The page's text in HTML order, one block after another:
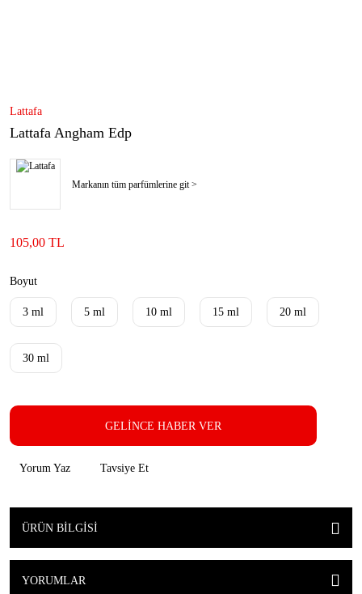
Lattafa
Lattafa Angham Edp
Markanın tüm parfümlerine git >
105,00 TL
Boyut
3 ml 5 ml 10 ml 15 ml 20 ml
30 ml
GELİNCE HABER VER
Yorum Yaz Tavsiye Et
ÜRÜN BILGISI
YORUMLAR